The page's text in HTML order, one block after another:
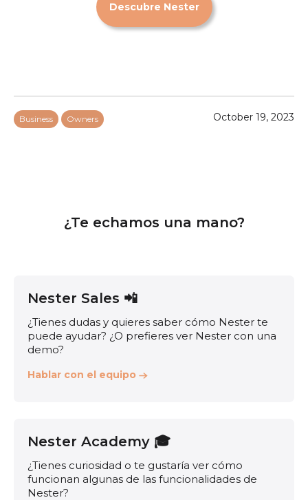
Descubre Nester
Business Owners October 19, 2023
¿Te echamos una mano?
Nester Sales 📲
¿Tienes dudas y quieres saber cómo Nester te
puede ayudar? ¿O prefieres ver Nester con una
demo?
Hablar con el equipo
Nester Academy 🎓
¿Tienes curiosidad o te gustaría ver cómo
funcionan algunas de las funcionalidades de
Nester?